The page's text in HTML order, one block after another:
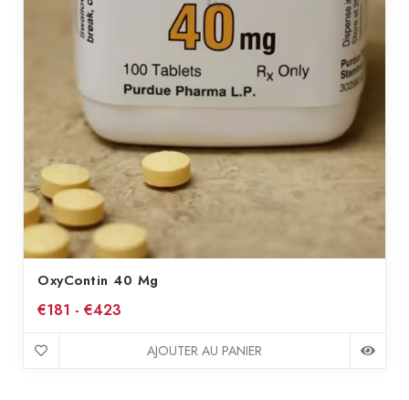
OxyContin 40 Mg
€181 - €423
AJOUTER AU PANIER